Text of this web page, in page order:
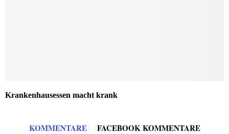
Krankenhausessen macht krank
KOMMENTARE FACEBOOK KOMMENTARE